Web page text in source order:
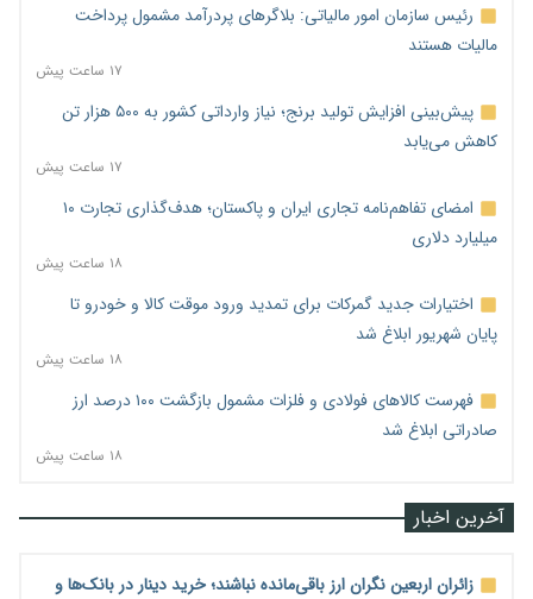
رئیس سازمان امور مالیاتی: بلاگرهای پردرآمد مشمول پرداخت
مالیات هستند
۱۷ ساعت پیش
پیش‌بینی افزایش تولید برنج؛ نیاز وارداتی کشور به ۵۰۰ هزار تن
کاهش می‌یابد
۱۷ ساعت پیش
امضای تفاهم‌نامه تجاری ایران و پاکستان؛ هدف‌گذاری تجارت ۱۰
میلیارد دلاری
۱۸ ساعت پیش
اختیارات جدید گمرکات برای تمدید ورود موقت کالا و خودرو تا
پایان شهریور ابلاغ شد
۱۸ ساعت پیش
فهرست کالاهای فولادی و فلزات مشمول بازگشت ۱۰۰ درصد ارز
صادراتی ابلاغ شد
۱۸ ساعت پیش
آخرین اخبار
زائران اربعین نگران ارز باقی‌مانده نباشند؛ خرید دینار در بانک‌ها و